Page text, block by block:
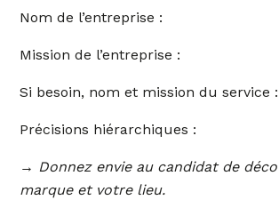
Nom de l’entreprise :
Mission de l’entreprise :
Si besoin, nom et mission du service :
Précisions hiérarchiques :
→ Donnez envie au candidat de
marque et votre lieu.